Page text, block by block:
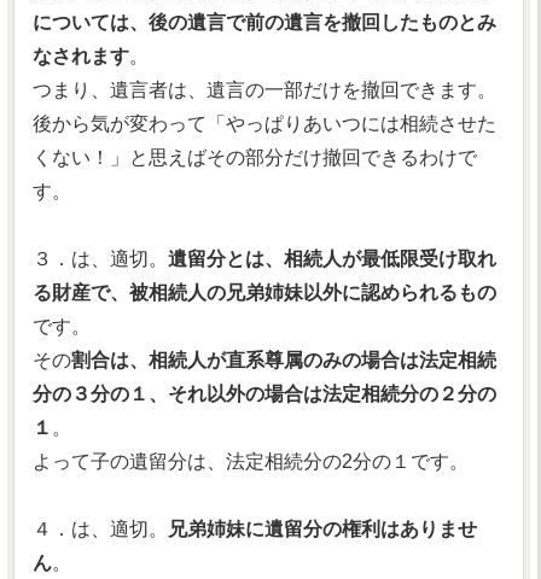
については、後の遺言で前の遺言を撤回したものとみ
なされます。
つまり、遺言者は、遺言の一部だけを撤回できます。
後から気が変わって「やっぱりあいつには相続させた
くない！」と思えばその部分だけ撤回できるわけで
す。
３．は、適切。 遺留分とは、相続人が最低限受け取れ
る財産で、被相続人の兄弟姉妹以外に認められるもの
です。
その割合は、相続人が直系尊属のみの場合は法定相続
分の３分の１、それ以外の場合は法定相続分の２分の
１ 。
よって子の遺留分は、法定相続分の2分の１です。
４．は、適切。
兄弟姉妹に遺留分の権利はありませ
ん。